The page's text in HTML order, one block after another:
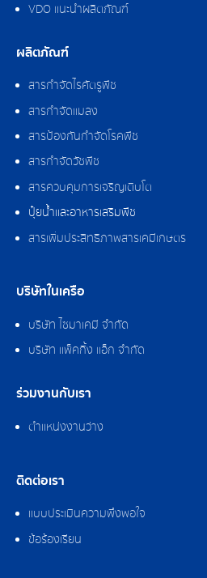
VDO แนะนำผลิตภัณฑ์
ผลิตภัณฑ์
สารกำจัดไรศัตรูพืช
สารกำจัดแมลง
สารป้องกันกำจัดโรคพืช
สารกำจัดวัชพืช
สารควบคุมการเจริญเติบโต
ปุ๋ยน้ำและอาหารเสริมพืช
สารเพิ่มประสิทธิภาพสารเคมีเกษตร
บริษัทในเครือ
บริษัท ไซมาเคมี จำกัด
บริษัท แพ็คกิ้ง แอ็ก จำกัด
ร่วมงานกับเรา
ตำแหน่งงานว่าง
ติดต่อเรา
แบบประเมินความพึงพอใจ
ข้อร้องเรียน